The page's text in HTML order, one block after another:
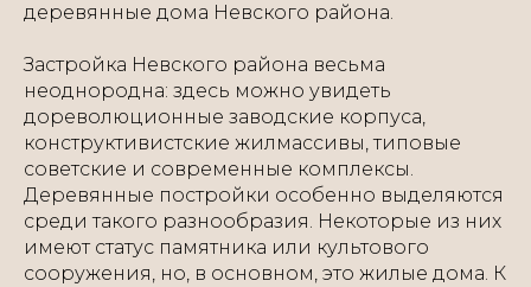
деревянные дома Невского района.
Застройка Невского района весьма
неоднородна: здесь можно увидеть
дореволюционные заводские корпуса,
конструктивистские жилмассивы, типовые
советские и современные комплексы.
Деревянные постройки особенно выделяются
среди такого разнообразия. Некоторые из них
имеют статус памятника или культового
сооружения, но, в основном, это жилые дома. К